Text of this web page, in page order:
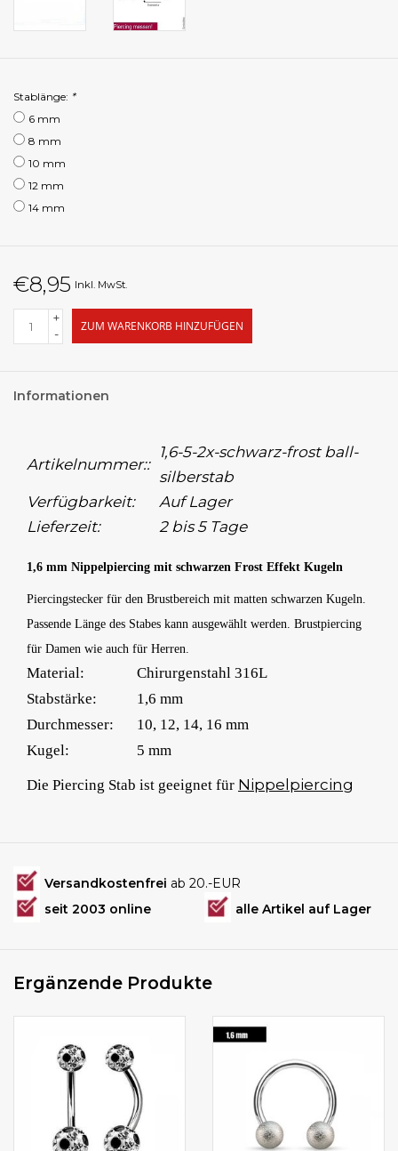
Stablänge: *
6 mm
8 mm
10 mm
12 mm
14 mm
€8,95 Inkl. MwSt.
+
-
ZUM WARENKORB HINZUFÜGEN
Informationen
Artikelnummer::
1,6-5-2x-schwarz-frost ball-
silberstab
Verfügbarkeit:
Auf Lager
Lieferzeit:
2 bis 5 Tage
1,6 mm Nippelpiercing mit schwarzen Frost Effekt Kugeln
Piercingstecker für den Brustbereich mit matten schwarzen Kugeln.
Passende Länge des Stabes kann ausgewählt werden. Brustpiercing
für Damen wie auch für Herren.
Material:
Chirurgenstahl 316L
Stabstärke:
1,6 mm
Durchmesser:
10, 12, 14, 16 mm
Kugel:
5 mm
Die Piercing Stab ist geeignet für Nippelpiercing
Versandkostenfrei ab 20.-EUR
seit 2003 online
alle Artikel auf Lager
Ergänzende Produkte